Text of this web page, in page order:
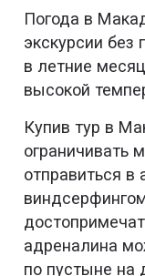
Погода в
экскурсии без
в летние
высокой
Купив тур в
отправиться в
адреналина
по пустыне на